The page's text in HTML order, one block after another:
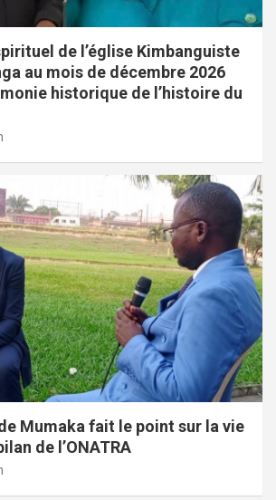
de l’église Kimbanguiste
au mois de décembre 2026
historique de l’histoire du
Mumaka fait le point sur la vie
de l’ONATRA